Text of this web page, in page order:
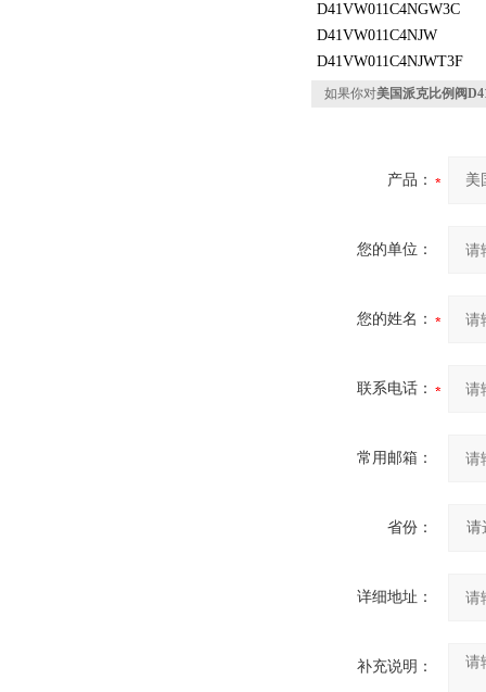
D41VW011C4NGW3C
D41VW011C4NJW
D41VW011C4NJWT3F
如果你对美国派克比例阀
产品：
您的单位：
您的姓名：
联系电话：
常用邮箱：
省份：
详细地址：
补充说明：